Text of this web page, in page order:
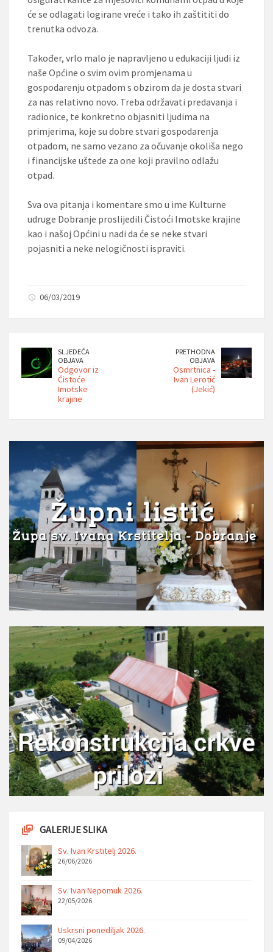
će se odlagati logirane vreće i tako ih zaštititi do
trenutka odvoza.
Također, vrlo malo je napravljeno u edukaciji ljudi iz
naše Općine o svim ovim promjenama u
gospodarenju otpadom s obzirom da je dosta stvari
za nas relativno novo. Treba održavati predavanja i
radionice, te konkretno objasniti ljudima na
primjerima, koje su dobre stvari gospodarenja
otpadom, ne samo vezano za očuvanje okoliša nego
i financijske uštede za one koji pravilno odlažu
otpad.
Sva ova pitanja i komentare smo u ime Kulturne
udruge Dobranje proslijedili Čistoći Imotske krajine
kao i našoj Općini u nadi da će se neke stvari
pojasniti a neke nelogičnosti ispraviti.
06/03/2019
SLJEDEĆA
OBJAVA
Odgovor iz
Čistoće
Imotske
krajine
PRETHODNA
OBJAVA
Osmrtnica -
Ivan Lerotić
(Jekić)
GALERIJE SLIKA
Sv. Ivan Krstitelj 2026.
26/06/2026
Sv. Ivan Nepomuk 2026.
22/05/2026
Uskrsni ponediljak 2026.
09/04/2026